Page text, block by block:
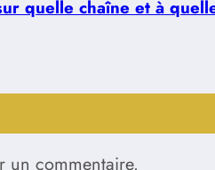
quelle chaîne et à
un commentaire.